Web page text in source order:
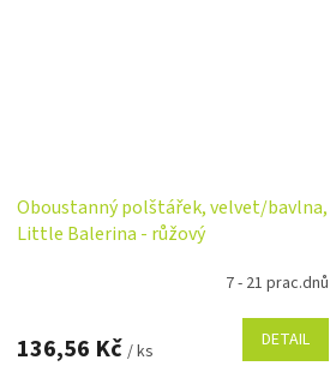
Oboustanný polštářek, velvet/bavlna,
Little Balerina - růžový
7 - 21 prac.dnů
136,56 Kč / ks DETAIL